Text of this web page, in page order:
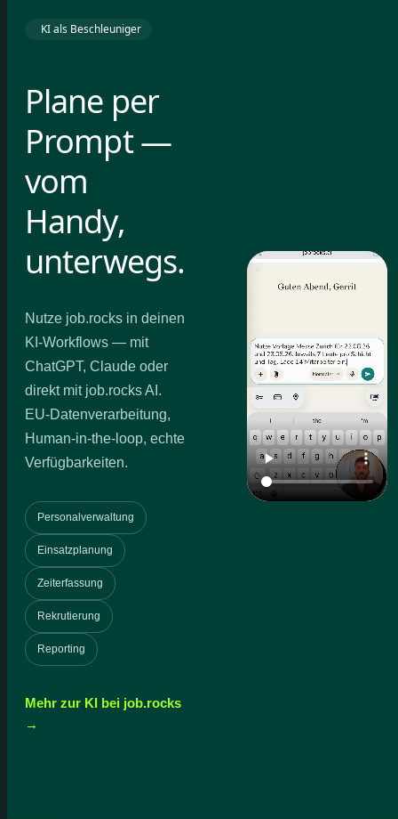
KI als Beschleuniger
Plane per
Prompt —
vom
Handy,
unterwegs.
Nutze job.rocks in deinen
KI-Workflows — mit
ChatGPT, Claude oder
direkt mit job.rocks AI.
EU-Datenverarbeitung,
Human-in-the-loop, echte
Verfügbarkeiten.
Personalverwaltung
Einsatzplanung
Zeiterfassung
Rekrutierung
Reporting
Mehr zur KI bei job.rocks
→